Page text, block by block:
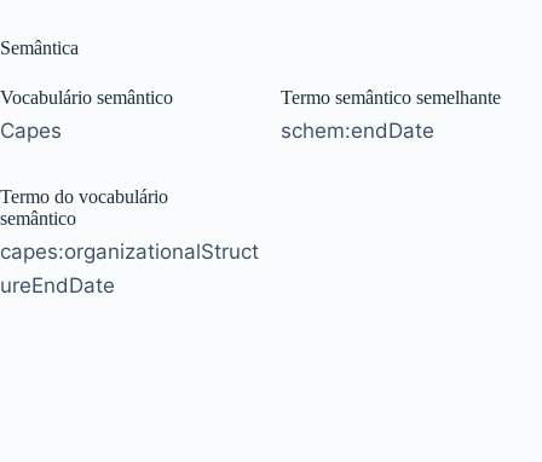
Semântica
Vocabulário semântico
Capes
Termo do vocabulário
semântico
capes:organizationalStruct
ureEndDate
Termo semântico semelhante
schem:endDate